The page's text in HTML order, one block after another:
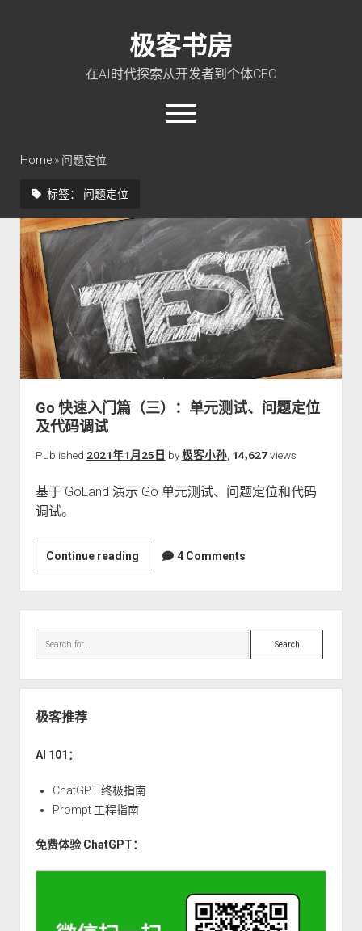
极客书房
在AI时代探索从开发者到个体CEO
open
menu
Go 入门教程
PHP 全栈指南
玩转 ChatGPT
软件工程
成长思维
极客智坊文档
关于本站
Home» 问题定位
标签： 问题定位
Go 快速入门篇（三）：单元测试、问题定位
及代码调试
Published 2021年1月25日 by极客小孙, 14,627views
基于 GoLand 演示 Go 单元测试、问题定位和代码
调试。
Continue readingGo
快
速
入
门
单
题
定
试
4 Comments
Search
极客推荐
AI 101：
ChatGPT 终极指南
Prompt 工程指南
免费体验 ChatGPT：